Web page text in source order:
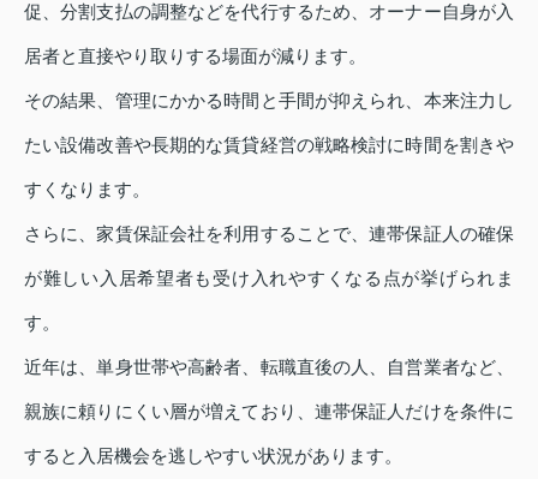
促、分割支払の調整などを代行するため、オーナー自身が入
居者と直接やり取りする場面が減ります。
その結果、管理にかかる時間と手間が抑えられ、本来注力し
たい設備改善や長期的な賃貸経営の戦略検討に時間を割きや
すくなります。
さらに、家賃保証会社を利用することで、連帯保証人の確保
が難しい入居希望者も受け入れやすくなる点が挙げられま
す。
近年は、単身世帯や高齢者、転職直後の人、自営業者など、
親族に頼りにくい層が増えており、連帯保証人だけを条件に
すると入居機会を逃しやすい状況があります。